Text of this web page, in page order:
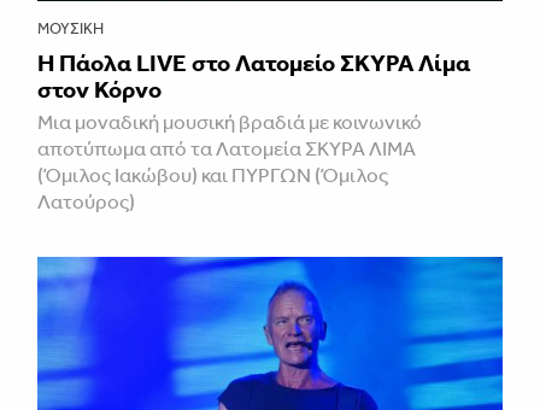
ΜΟΥΣΙΚΉ
Η Πάολα LIVE στο Λατομείο ΣΚΥΡΑ Λίμα
στον Κόρνο
Μια μοναδική μουσική βραδιά με κοινωνικό
αποτύπωμα από τα Λατομεία ΣΚΥΡΑ ΛΙΜΑ
(Όμιλος Ιακώβου) και ΠΥΡΓΩΝ (Όμιλος
Λατούρος)